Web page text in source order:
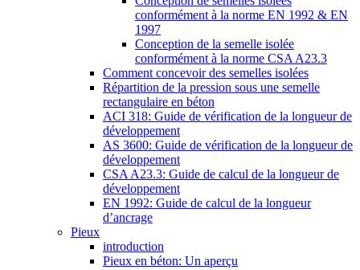
conformément à la norme EN 1992 & EN
1997
Conception de la semelle isolée
conformément à la norme CSA A23.3
Comment concevoir des semelles isolées
Répartition de la pression sous une semelle
rectangulaire en béton
ACI 318: Guide de vérification de la longueur de
développement
AS 3600: Guide de vérification de la longueur de
développement
CSA A23.3: Guide de calcul de la longueur de
développement
EN 1992: Guide de calcul de la longueur
d’ancrage
Pieux
introduction
Pieux en béton: Un aperçu